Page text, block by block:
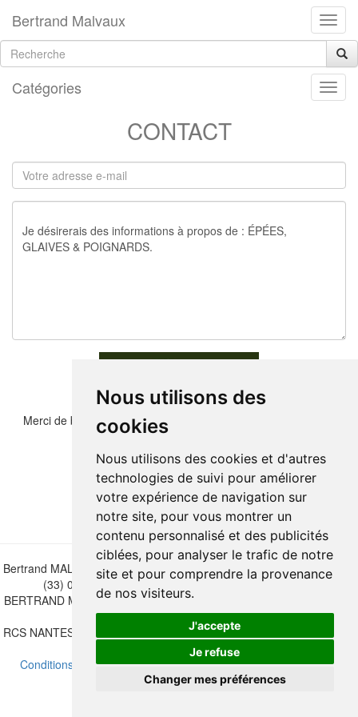
Nous utilisons des
cookies
Nous utilisons des cookies et d'autres
technologies de suivi pour améliorer
votre expérience de navigation sur
notre site, pour vous montrer un
contenu personnalisé et des publicités
ciblées, pour analyser le trafic de notre
site et pour comprendre la provenance
de nos visiteurs.
J'accepte
Je refuse
Changer mes préférences
Bertrand Malvaux
Catégories
CONTACT
Merci de bien vouloir recopier les chiffres et lettre ci-dessous :
Bertrand MALVAUX - 22 rue Crébillon, 44000 Nantes - FRANCE - Tél.
(33) 02 40 733 600 — bertrand.malvaux@wanadoo.fr
BERTRAND MALVAUX - ÉDITIONS DU CANONNIER SARL au capital
de 47.000 EUROS
RCS NANTES B 442 295 077 - N° INTRACOMMUNAUTAIRE CEE FR
30 442 295 077
Conditions de vente-Mettre à jour vos préférences de cookies